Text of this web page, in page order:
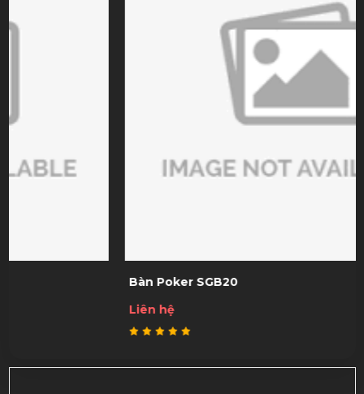
Bàn Poker SGB20